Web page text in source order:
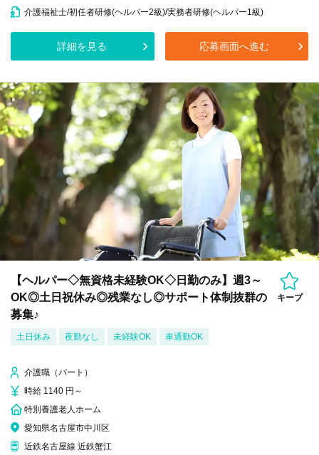
介護福祉士/初任者研修(ヘルパー2級)/実務者研修(ヘルパー1級)
詳細を見る 応募画面へ進む
【ヘルパー◇無資格未経験OK◇日勤のみ】週3～
OK◎土日祝休み◎残業なし◎サポート体制抜群の
募集♪
キープ
土日休み 夜勤なし 未経験OK 車通勤OK
介護職（パート）
時給 1140 円～
特別養護老人ホーム
愛知県名古屋市中川区
近鉄名古屋線 近鉄蟹江